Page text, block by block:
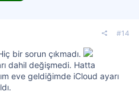
#14
bir sorun çıkmadı.
dahil değişmedi. Hatta
eve geldiğimde iCloud ayarı